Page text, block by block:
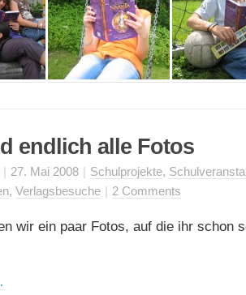
endlich alle Fotos
| 27. Mai 2008 | Schulprojekte,
, Verlagsbesuche | 2 Comments
wir ein paar Fotos, auf die ihr schon